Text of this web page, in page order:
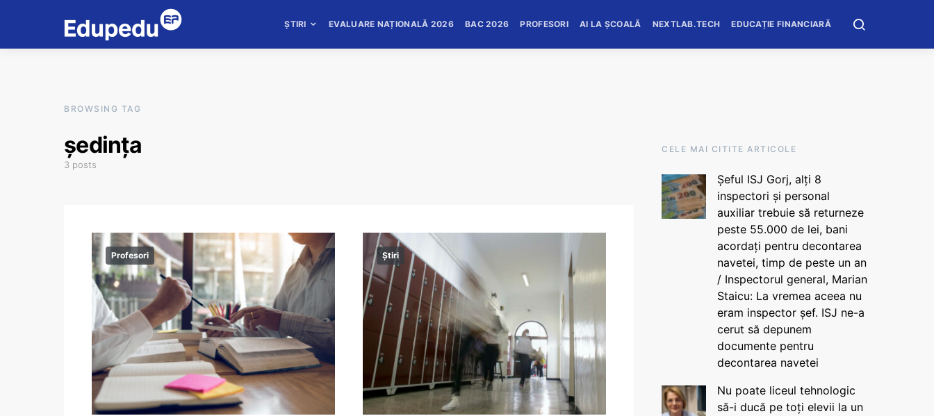
ȘTIRI EVALUARE NAȚIONALĂ 2026 BAC 2026 PROFESORI AI LA ȘCOALĂ NEXTLAB.TECH EDUCAȚIE FINANCIARĂ
BROWSING TAG
ședința
3 posts
Profesori Știri
CELE MAI CITITE ARTICOLE
Șeful ISJ Gorj, alți 8
inspectori și personal
auxiliar trebuie să returneze
peste 55.000 de lei, bani
acordați pentru decontarea
navetei, timp de peste un an
/ Inspectorul general, Marian
Staicu: La vremea aceea nu
eram inspector șef. ISJ ne-a
cerut să depunem
documente pentru
decontarea navetei
Nu poate liceul tehnologic
să-i ducă pe toți elevii la un